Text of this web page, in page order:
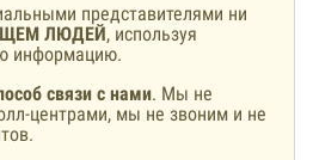
представителями ни
ЛЮДЕЙ, используя
информацию.
связи с нами. Мы не
центрами, мы не звоним и не